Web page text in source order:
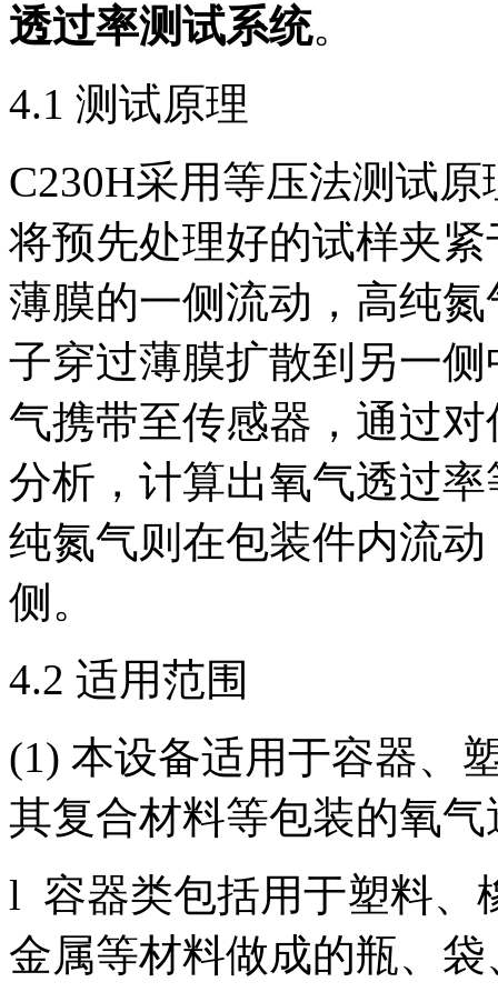
透过率测试系统。
4.1 测试原理
C230H采用等压法测试
将预先处理好的试样夹
薄膜的一侧流动，高纯
子穿过薄膜扩散到另一
气携带至传感器，通过
分析，计算出氧气透过
纯氮气则在包装件内流
侧。
4.2 适用范围
(1) 本设备适用于容器、
其复合材料等包装的氧
l 容器类包括用于塑料、
金属等材料做成的瓶、